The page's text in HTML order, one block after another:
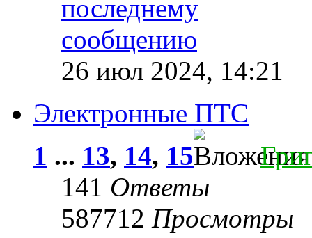
26 июл 2024, 14:21
Электронные ПТС
1 ... 13, 14, 15
141 Ответы
587712 Просмотры